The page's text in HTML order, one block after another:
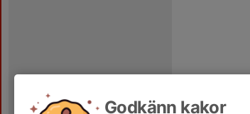
Godkänn kakor